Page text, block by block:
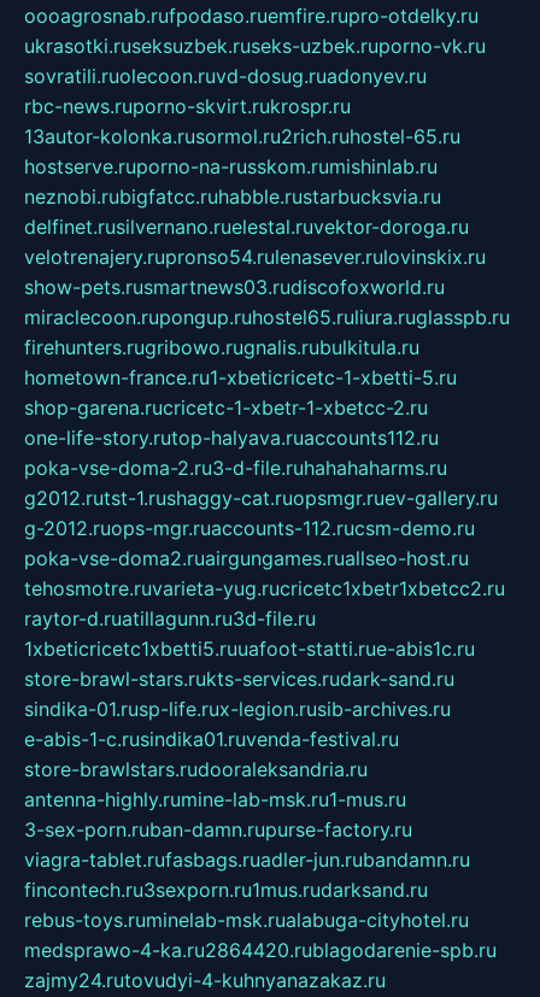
oooagrosnab.rufpodaso.ruemfire.rupro-otdelky.ru
ukrasotki.ruseksuzbek.ruseks-uzbek.ruporno-vk.ru
sovratili.ruolecoon.ruvd-dosug.ruadonyev.ru
rbc-news.ruporno-skvirt.rukrospr.ru
13autor-kolonka.rusormol.ru2rich.ruhostel-65.ru
hostserve.ruporno-na-russkom.rumishinlab.ru
neznobi.rubigfatcc.ruhabble.rustarbucksvia.ru
delfinet.rusilvernano.ruelestal.ruvektor-doroga.ru
velotrenajery.rupronso54.rulenasever.rulovinskix.ru
show-pets.rusmartnews03.rudiscofoxworld.ru
miraclecoon.rupongup.ruhostel65.ruliura.ruglasspb.ru
firehunters.rugribowo.rugnalis.rubulkitula.ru
hometown-france.ru1-xbeticricetc-1-xbetti-5.ru
shop-garena.rucricetc-1-xbetr-1-xbetcc-2.ru
one-life-story.rutop-halyava.ruaccounts112.ru
poka-vse-doma-2.ru3-d-file.ruhahahaharms.ru
g2012.rutst-1.rushaggy-cat.ruopsmgr.ruev-gallery.ru
g-2012.ruops-mgr.ruaccounts-112.rucsm-demo.ru
poka-vse-doma2.ruairgungames.ruallseo-host.ru
tehosmotre.ruvarieta-yug.rucricetc1xbetr1xbetcc2.ru
raytor-d.ruatillagunn.ru3d-file.ru
1xbeticricetc1xbetti5.ruuafoot-statti.rue-abis1c.ru
store-brawl-stars.rukts-services.rudark-sand.ru
sindika-01.rusp-life.rux-legion.rusib-archives.ru
e-abis-1-c.rusindika01.ruvenda-festival.ru
store-brawlstars.rudooraleksandria.ru
antenna-highly.rumine-lab-msk.ru1-mus.ru
3-sex-porn.ruban-damn.rupurse-factory.ru
viagra-tablet.rufasbags.ruadler-jun.rubandamn.ru
fincontech.ru3sexporn.ru1mus.rudarksand.ru
rebus-toys.ruminelab-msk.rualabuga-cityhotel.ru
medsprawo-4-ka.ru2864420.rublagodarenie-spb.ru
zajmy24.rutovudyi-4-kuhnyanazakaz.ru